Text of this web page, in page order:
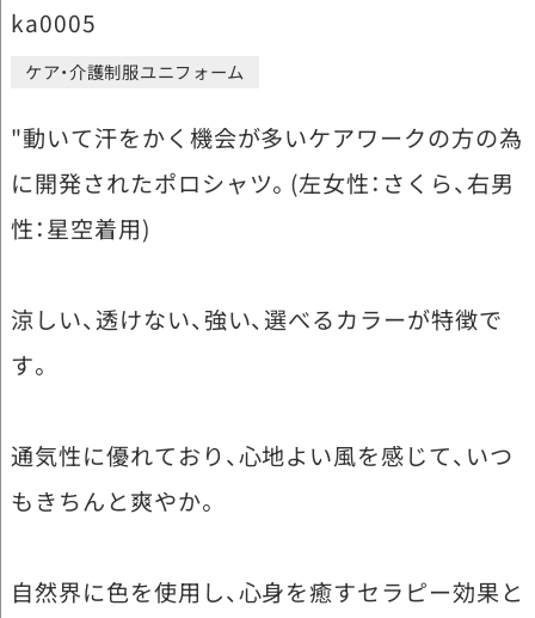
ka0005
ケア・介護制服ユニフォーム
"動いて汗をかく機会が多いケアワークの方の為
に開発されたポロシャツ。(左女性：さくら、右男
性：星空着用)
涼しい、透けない、強い、選べるカラーが特徴で
す。
通気性に優れており、心地よい風を感じて、いつ
もきちんと爽やか。
自然界に色を使用し、心身を癒すセラピー効果と